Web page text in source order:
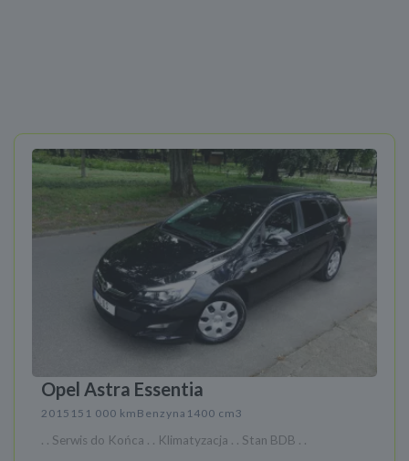
Opel Astra Essentia
2015 151 000 km Benzyna 1400 cm3
. . Serwis do Końca . . Klimatyzacja . . Stan BDB . .